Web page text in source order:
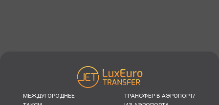
МЕЖДУГОРОДНЕЕ
ТРАНСФЕР В АЭРОПОРТ/